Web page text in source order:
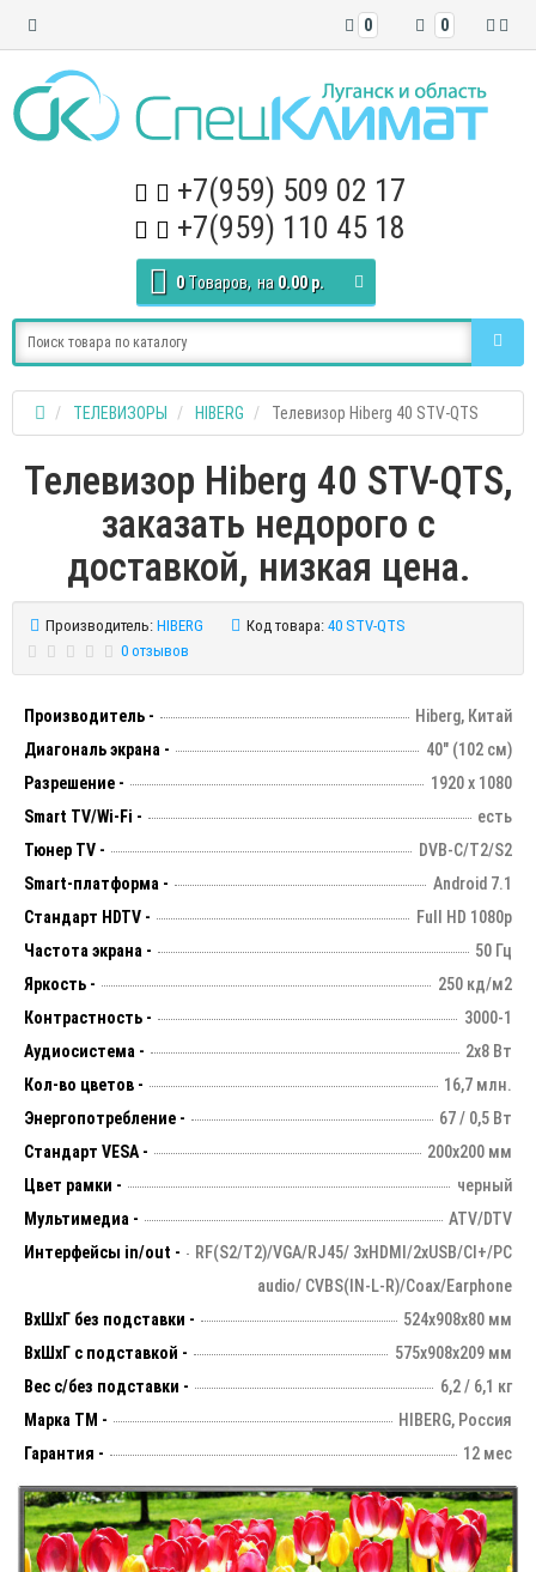
0
0
+7(959) 509 02 17
+7(959) 110 45 18
0 Tоваров, на 0.00 р.
ТЕЛЕВИЗОРЫ HIBERG Телевизор Hiberg 40 STV-QTS
Телевизор Hiberg 40 STV-QTS,
заказать недорого с
доставкой, низкая цена.
Производитель: HIBERG Код товара: 40 STV-QTS
0 отзывов
Производитель -
Hiberg, Китай
Диагональ экрана -
40" (102 см)
Разрешение -
1920 х 1080
Smart TV/Wi-Fi -
есть
Тюнер TV -
DVB-C/T2/S2
Smart-платформа -
Android 7.1
Стандарт HDTV -
Full HD 1080p
Частота экрана -
50 Гц
Яркость -
250 кд/м2
Контрастность -
3000-1
Аудиосистема -
2х8 Вт
Кол-во цветов -
16,7 млн.
Энергопотребление -
67 / 0,5 Вт
Стандарт VESA -
200х200 мм
Цвет рамки -
черный
Мультимедиа -
ATV/DTV
Интерфейсы in/out -
RF(S2/T2)/VGA/RJ45/ 3xHDMI/2xUSB/CI+/PC
audio/ CVBS(IN-L-R)/Coax/Earphone
ВхШхГ без подставки -
524х908х80 мм
ВхШхГ с подставкой -
575x908x209 мм
Вес с/без подставки -
6,2 / 6,1 кг
Марка ТМ -
HIBERG, Россия
Гарантия -
12 мес